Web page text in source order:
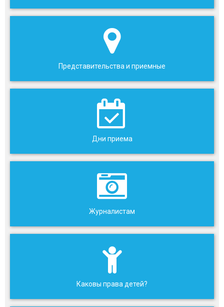
Представительства и приемные
Дни приема
Журналистам
Каковы права детей?